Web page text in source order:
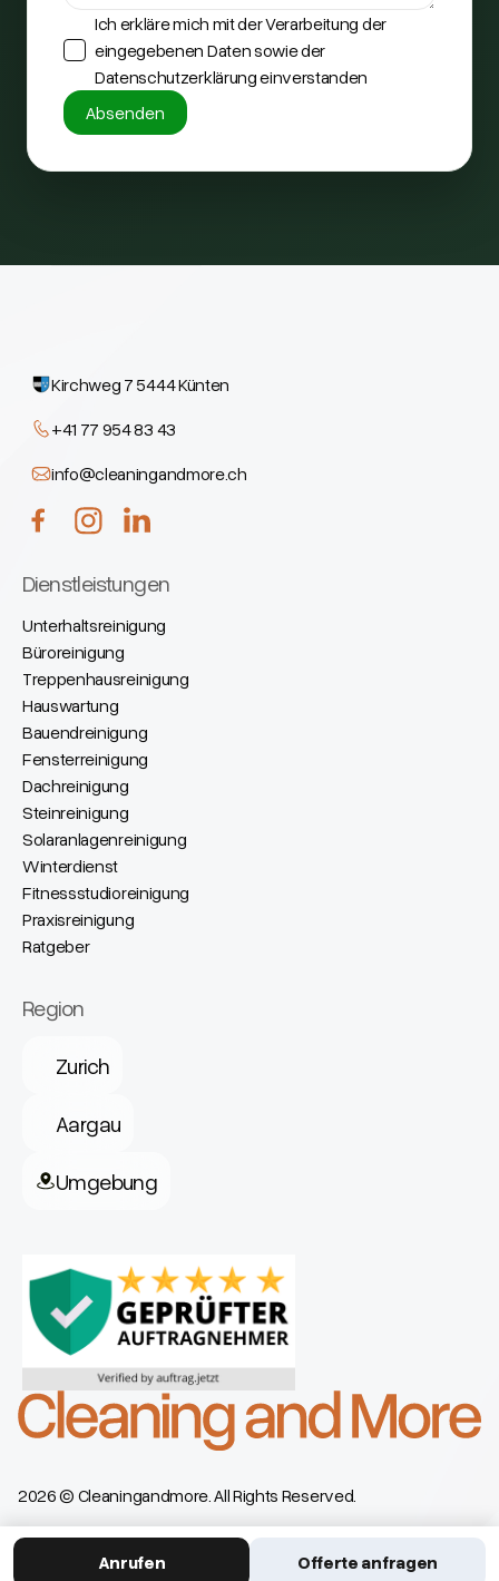
Ich erkläre mich mit der Verarbeitung der
eingegebenen Daten sowie der
Datenschutzerklärung einverstanden
Anrufen Offerte anfragen
Kirchweg 7 5444 Künten
+41 77 954 83 43
info@cleaningandmore.ch
Dienstleistungen
Unterhaltsreinigung
Büroreinigung
Treppenhausreinigung
Hauswartung
Bauendreinigung
Fensterreinigung
Dachreinigung
Steinreinigung
Solaranlagenreinigung
Winterdienst
Fitnessstudioreinigung
Praxisreinigung
Ratgeber
Region
Zurich
Aargau
Umgebung
2026 © Cleaningandmore. All Rights Reserved.
Datenschutzerklärung Impressum